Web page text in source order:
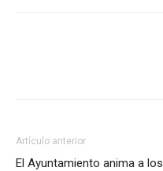
Artículo anterior
El Ayuntamiento anima a los